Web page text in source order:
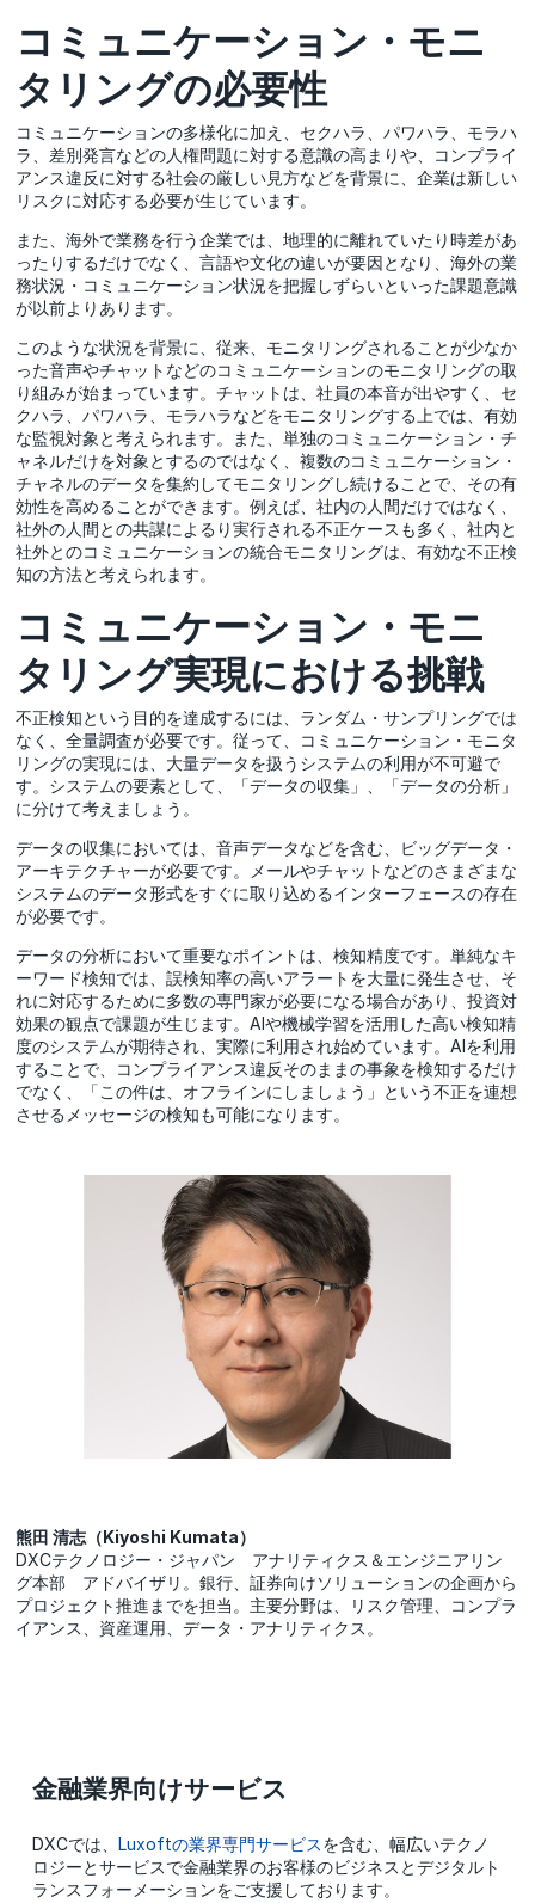
コミュニケーション・モニ
タリングの必要性
コミュニケーションの多様化に加え、セクハラ、パワハラ、モラハ
ラ、差別発言などの人権問題に対する意識の高まりや、コンプライ
アンス違反に対する社会の厳しい見方などを背景に、企業は新しい
リスクに対応する必要が生じています。
また、海外で業務を行う企業では、地理的に離れていたり時差があ
ったりするだけでなく、言語や文化の違いが要因となり、海外の業
務状況・コミュニケーション状況を把握しずらいといった課題意識
が以前よりあります。
このような状況を背景に、従来、モニタリングされることが少なか
った音声やチャットなどのコミュニケーションのモニタリングの取
り組みが始まっています。チャットは、社員の本音が出やすく、セ
クハラ、パワハラ、モラハラなどをモニタリングする上では、有効
な監視対象と考えられます。また、単独のコミュニケーション・チ
ャネルだけを対象とするのではなく、複数のコミュニケーション・
チャネルのデータを集約してモニタリングし続けることで、その有
効性を高めることができます。例えば、社内の人間だけではなく、
社外の人間との共謀によるり実行される不正ケースも多く、社内と
社外とのコミュニケーションの統合モニタリングは、有効な不正検
知の方法と考えられます。
コミュニケーション・モニ
タリング実現における挑戦
不正検知という目的を達成するには、ランダム・サンプリングでは
なく、全量調査が必要です。従って、コミュニケーション・モニタ
リングの実現には、大量データを扱うシステムの利用が不可避で
す。システムの要素として、「データの収集」、「データの分析」
に分けて考えましょう。
データの収集においては、音声データなどを含む、ビッグデータ・
アーキテクチャーが必要です。メールやチャットなどのさまざまな
システムのデータ形式をすぐに取り込めるインターフェースの存在
が必要です。
データの分析において重要なポイントは、検知精度です。単純なキ
ーワード検知では、誤検知率の高いアラートを大量に発生させ、そ
れに対応するために多数の専門家が必要になる場合があり、投資対
効果の観点で課題が生じます。AIや機械学習を活用した高い検知精
度のシステムが期待され、実際に利用され始めています。AIを利用
することで、コンプライアンス違反そのままの事象を検知するだけ
でなく、「この件は、オフラインにしましょう」という不正を連想
させるメッセージの検知も可能になります。
熊田 清志（Kiyoshi Kumata）
DXCテクノロジー・ジャパン アナリティクス＆エンジニアリン
グ本部 アドバイザリ。銀行、証券向けソリューションの企画から
プロジェクト推進までを担当。主要分野は、リスク管理、コンプラ
イアンス、資産運用、データ・アナリティクス。
金融業界向けサービス
DXCでは、Luxoftの業界専門サービスを含む、幅広いテクノ
ロジーとサービスで金融業界のお客様のビジネスとデジタルト
ランスフォーメーションをご支援しております。